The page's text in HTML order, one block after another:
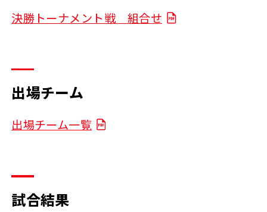
決勝トーナメント戦 組合せ
出場チーム
出場チーム一覧
試合結果